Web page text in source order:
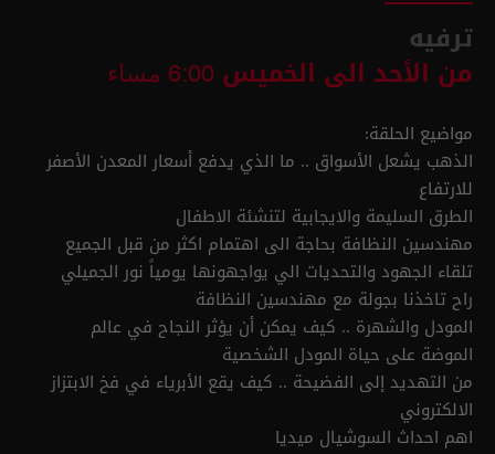
ترفيه
من الأحد الى الخميس 6:00 مساء
مواضيع الحلقة:
الذهب يشعل الأسواق .. ما الذي يدفع أسعار المعدن الأصفر
للارتفاع
الطرق السليمة والايجابية لتنشئة الاطفال
مهندسين النظافة بحاجة الى اهتمام اكثر من قبل الجميع
تلقاء الجهود والتحديات الي يواجهونها يومياً نور الجميلي
راح تاخذنا بجولة مع مهندسين النظافة
المودل والشهرة .. كيف يمكن أن يؤثر النجاح في عالم
الموضة على حياة المودل الشخصية
من التهديد إلى الفضيحة .. كيف يقع الأبرياء في فخ الابتزاز
الالكتروني
اهم احداث السوشيال ميديا